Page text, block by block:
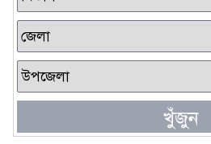
খুঁজুন